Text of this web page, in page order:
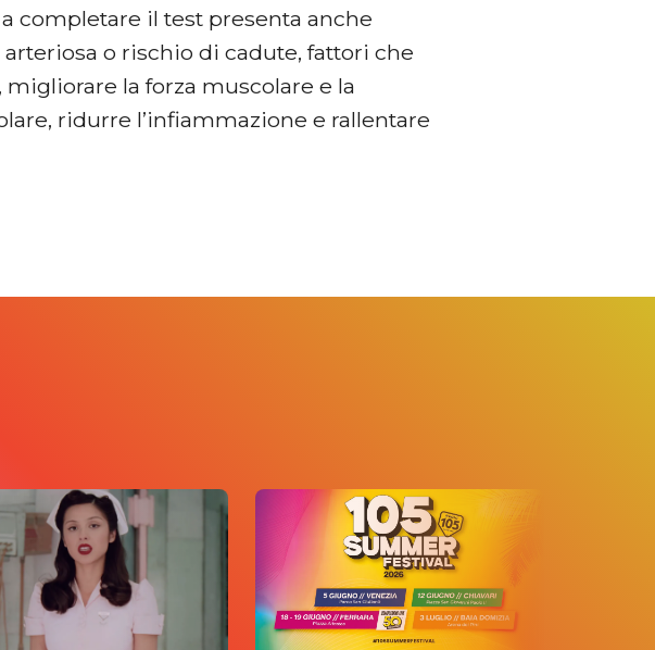
completare il test presenta anche
o rischio di cadute, fattori che
la forza muscolare e la
ridurre l’infiammazione e rallentare